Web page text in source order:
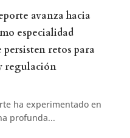
avanza hacia
especialidad
retos para
regulación
ha experimentado en
profunda...